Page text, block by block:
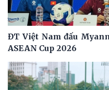
ĐT Việt Nam đấu
ASEAN Cup 2026